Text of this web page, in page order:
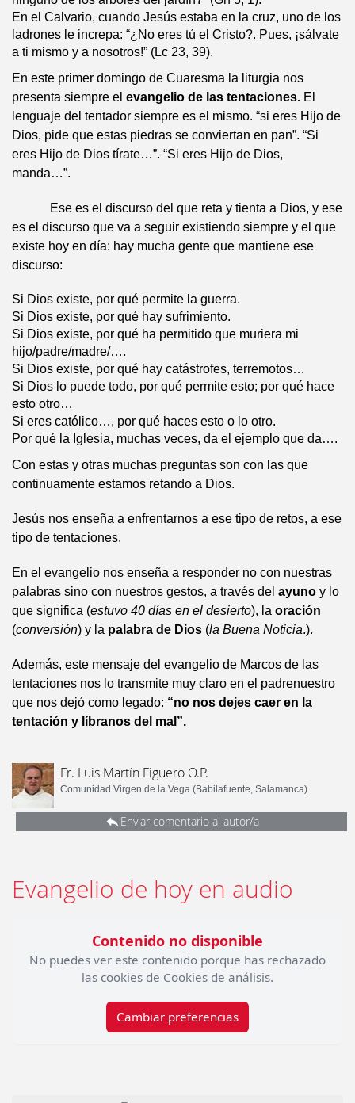
En el Calvario, cuando Jesús estaba en la cruz, uno de los
ladrones le increpa: “¿No eres tú el Cristo?. Pues, ¡sálvate
a ti mismo y a nosotros!” (Lc 23, 39).
En este primer domingo de Cuaresma la liturgia nos
presenta siempre el evangelio de las tentaciones. El
lenguaje del tentador siempre es el mismo. “si eres Hijo de
Dios, pide que estas piedras se conviertan en pan”. “Si
eres Hijo de Dios tírate…”. “Si eres Hijo de Dios,
manda…”.
Ese es el discurso del que reta y tienta a Dios, y ese
es el discurso que va a seguir existiendo siempre y el que
existe hoy en día: hay mucha gente que mantiene ese
discurso:
Si Dios existe, por qué permite la guerra.
Si Dios existe, por qué hay sufrimiento.
Si Dios existe, por qué ha permitido que muriera mi
hijo/padre/madre/….
Si Dios existe, por qué hay catástrofes, terremotos…
Si Dios lo puede todo, por qué permite esto; por qué hace
esto otro…
Si eres católico…, por qué haces esto o lo otro.
Por qué la Iglesia, muchas veces, da el ejemplo que da….
Con estas y otras muchas preguntas son con las que
continuamente estamos retando a Dios.
Jesús nos enseña a enfrentarnos a ese tipo de retos, a ese
tipo de tentaciones.
En el evangelio nos enseña a responder no con nuestras
palabras sino con nuestros gestos, a través del ayuno y lo
que significa (estuvo 40 días en el desierto), la oración
(conversión) y la palabra de Dios (la Buena Noticia.).
Además, este mensaje del evangelio de Marcos de las
tentaciones nos lo transmite muy claro en el padrenuestro
que nos dejó como legado: “no nos dejes caer en la
tentación y líbranos del mal”.
Fr. Luis Martín Figuero O.P.
Comunidad Virgen de la Vega (Babilafuente, Salamanca)
Enviar comentario al autor/a
Evangelio de hoy en audio
Contenido no disponible
No puedes ver este contenido porque has rechazado
las cookies de Cookies de análisis.
Cambiar preferencias